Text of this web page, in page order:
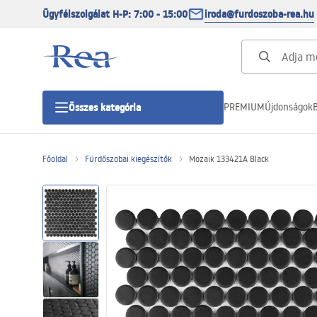
Ügyfélszolgálat H-P: 7:00 - 15:00 iroda@furdoszoba-rea.hu
Összes kategória
Zuhanyajtó
Zuhanytálcák
Zuhanylefolyók
PREMIUMÚjdonságok
Főoldal Fürdőszobai kiegészítők Mozaik 133421A Black